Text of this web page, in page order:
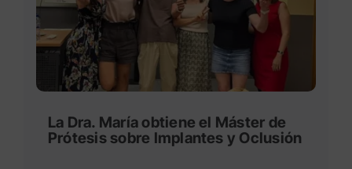
La Dra. María obtiene el Máster de
Prótesis sobre Implantes y Oclusión